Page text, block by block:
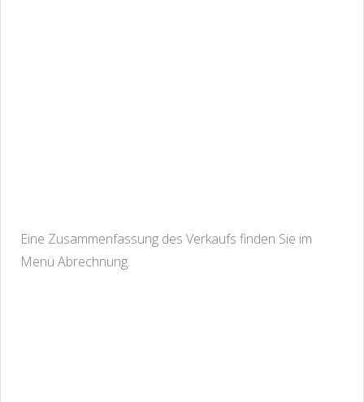
Eine Zusammenfassung des Verkaufs finden Sie im
Menü Abrechnung.